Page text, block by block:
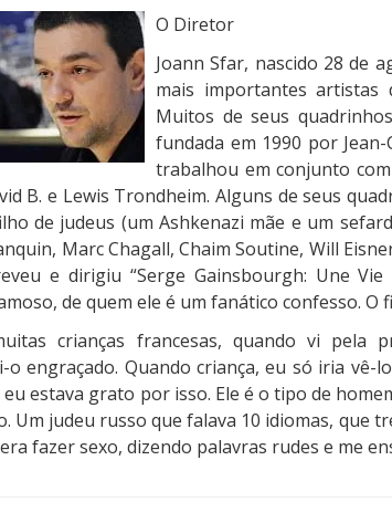
O Diretor
Joann Sfar, nascido 28 de
mais importantes artistas
Muitos de seus
fundada em 1990 por
trabalhou em conjunto
B. e Lewis Trondheim. Alguns de seus
de judeus (um Ashkenazi mãe e um
Marc Chagall, Chaim Soutine, Will
e dirigiu “Serge Gainsbourgh: Une
de quem ele é um fanático confesso. O
crianças francesas, quando vi pela
o engraçado. Quando criança, eu só iria vê-
eu estava grato por isso. Ele é o tipo de
Um judeu russo que falava 10 idiomas, que
fazer sexo, dizendo palavras rudes e me